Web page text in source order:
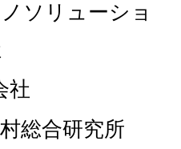
ソリューショ
社
総合研究所